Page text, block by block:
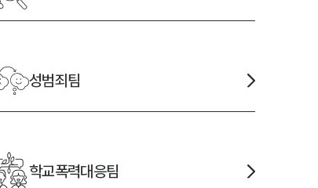
성범죄팀
학교폭력대응팀